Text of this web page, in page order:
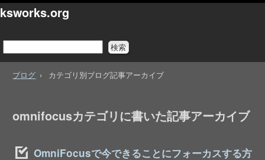
ksworks.org
ブログ カテゴリ別ブログ記事アーカイブ
omnifocusカテゴリに書いた記事アーカイブ
OmniFocusで今できることにフォーカスする方